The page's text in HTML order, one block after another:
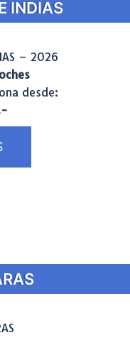
INDIAS
– 2026
desde: